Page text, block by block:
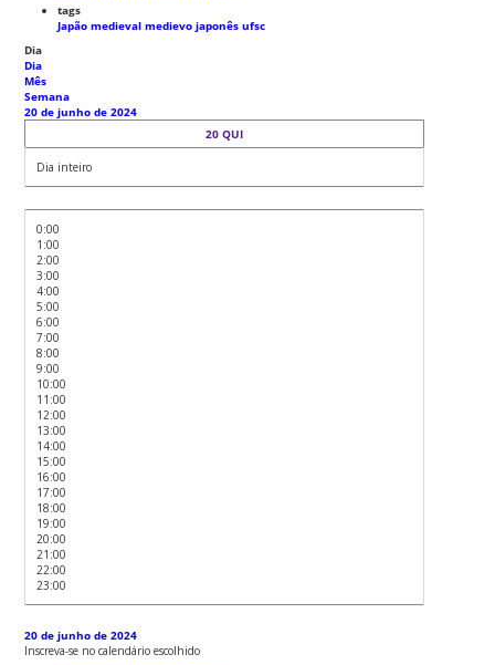
tags
Japão medievalmedievo japonêsufsc
Dia
Dia
Mês
Semana
20 de junho de 2024
20 QUI
Dia inteiro
0:00
1:00
2:00
3:00
4:00
5:00
6:00
7:00
8:00
9:00
10:00
11:00
12:00
13:00
14:00
15:00
16:00
17:00
18:00
19:00
20:00
21:00
22:00
23:00
20 de junho de 2024
Inscreva-se no calendário escolhido